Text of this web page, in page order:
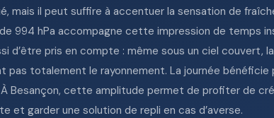
mais il peut suffire à accentuer la sensation de
994 hPa accompagne cette impression de temps
d’être pris en compte : même sous un ciel couvert,
totalement le rayonnement. La journée bénéficie
À Besançon, cette amplitude permet de profiter de
et garder une solution de repli en cas d’averse.